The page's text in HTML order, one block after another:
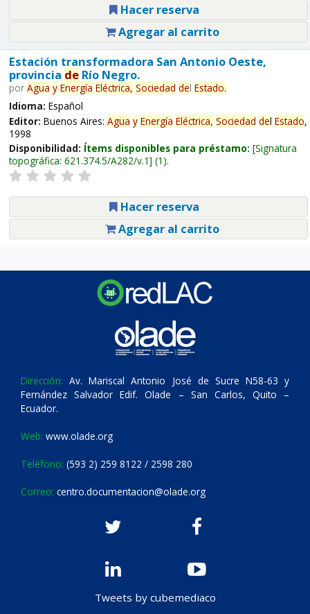
Hacer reserva
Agregar al carrito
Estación transformadora San Antonio Oeste,
provincia deRío Negro.
por Agua y Energía Eléctrica, Sociedad del Estado.
Idioma: Español
Editor: Buenos Aires: Agua y Energía Eléctrica, Sociedad del Estado,
1998
Disponibilidad: Ítems disponibles para préstamo: Signatura
topográfica: 621.374.5/A282/v.1 (1).
Hacer reserva
Agregar al carrito
Dirección: Av. Mariscal Antonio José de Sucre N58-63 y
Fernández Salvador Edif. Olade – San Carlos, Quito –
Ecuador.
Web: www.olade.org
Teléfono: (593 2) 259 8122 / 2598 280
Correo: centro.documentacion@olade.org
Tweets by cubemediaco